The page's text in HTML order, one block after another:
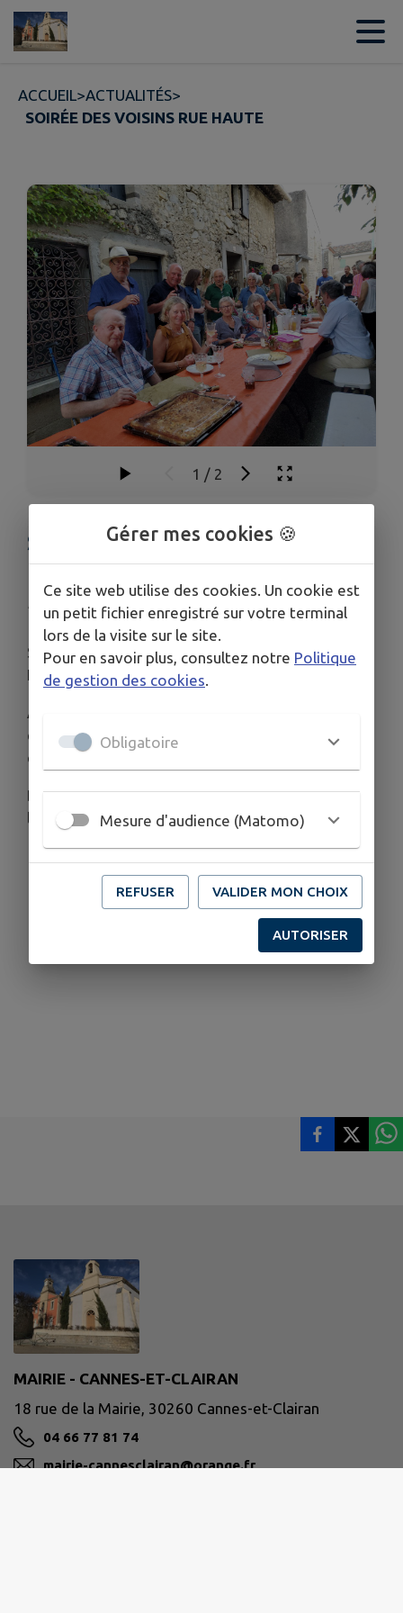
Contenu
ACCUEIL>ACTUALITÉS>
SOIRÉE DES VOISINS RUE HAUTE
1 / 2
SOIRÉE DES VOISINS RUE
HAUTE
Publié le lundi 01 juin 2026 - Cannes-et-Clairan
Samedi soir une rencontre des voisins de la rue
Haute et alentours a été organisée.
Avec une température agréable les conversations
et la bonne humeur ont été appréciées par toutes
et tous.
Des remerciements à Céline et Christophe à
l’origine de cette soirée.
MAIRIE - CANNES-ET-CLAIRAN
18 rue de la Mairie, 30260 Cannes-et-Clairan
04 66 77 81 74
mairie-cannesclairan@orange.fr
Gérer mes cookies 🍪
Ce site web utilise des cookies. Un cookie est
un petit fichier enregistré sur votre terminal
lors de la visite sur le site.
Pour en savoir plus, consultez notre Politique
de gestion des cookies.
Obligatoire
Mesure d'audience (Matomo)
REFUSER VALIDER MON CHOIX
AUTORISER